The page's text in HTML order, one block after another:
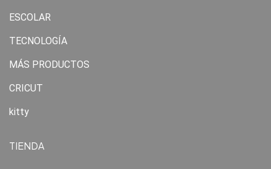
ESCOLAR
TECNOLOGÍA
MÁS PRODUCTOS
CRICUT
kitty
TIENDA